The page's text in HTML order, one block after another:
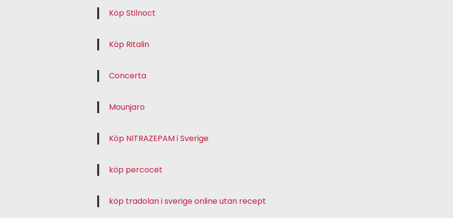
Köp Stilnoct
Köp Ritalin
Concerta
Mounjaro
Köp NITRAZEPAM i Sverige
köp percocet
köp tradolan i sverige online utan recept